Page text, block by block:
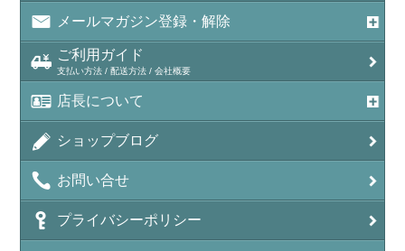
メールマガジン登録・解除
ご利用ガイド
支払い方法 / 配送方法 / 会社概要
店長について
ショップブログ
お問い合せ
プライバシーポリシー